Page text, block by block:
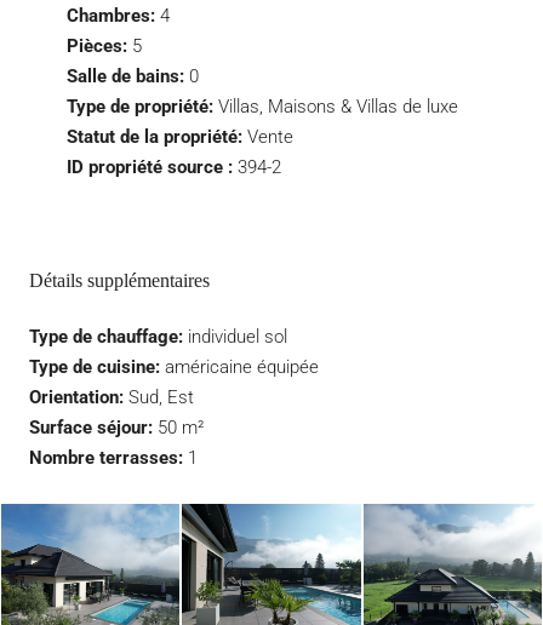
Chambres: 4
Pièces: 5
Salle de bains: 0
Type de propriété: Villas, Maisons & Villas de luxe
Statut de la propriété: Vente
ID propriété source : 394-2
Détails supplémentaires
Type de chauffage: individuel sol
Type de cuisine: américaine équipée
Orientation: Sud, Est
Surface séjour: 50 m²
Nombre terrasses: 1